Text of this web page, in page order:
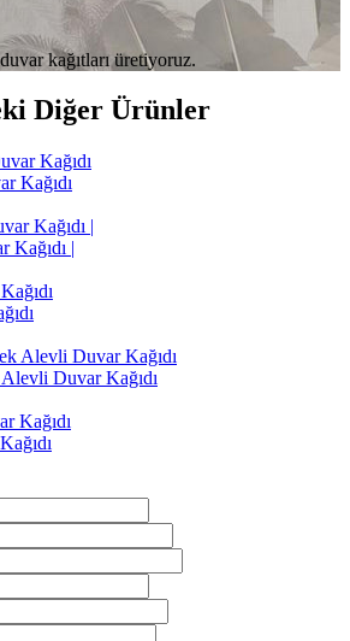
kağıtları üretiyoruz.
Diğer Ürünler
Kağıdı
Kağıdı |
Duvar Kağıdı